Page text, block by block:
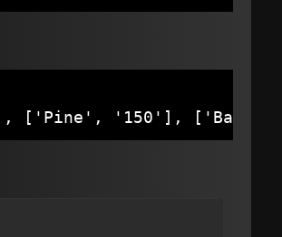
['Pine', '150'],